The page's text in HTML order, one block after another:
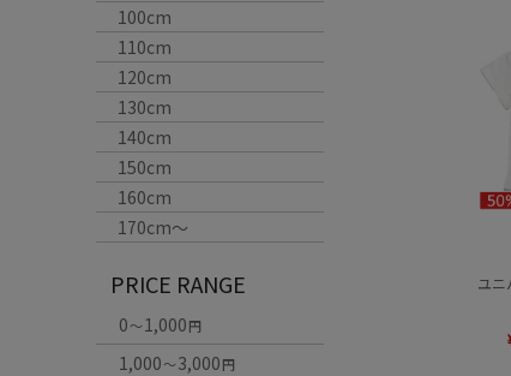
100cm
110cm
120cm
130cm
140cm
150cm
160cm
170cm〜
PRICE RANGE
0～1,000円
1,000～3,000円
ユニ